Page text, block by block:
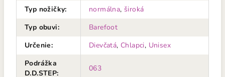
Typ nožičky: normálna, široká
Typ obuvi:
Barefoot
Určenie: Dievčatá, Chlapci, Unisex
Podrážka
D.D.STEP:
063